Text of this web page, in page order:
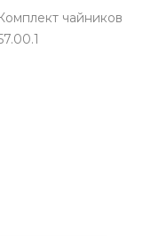
чайников